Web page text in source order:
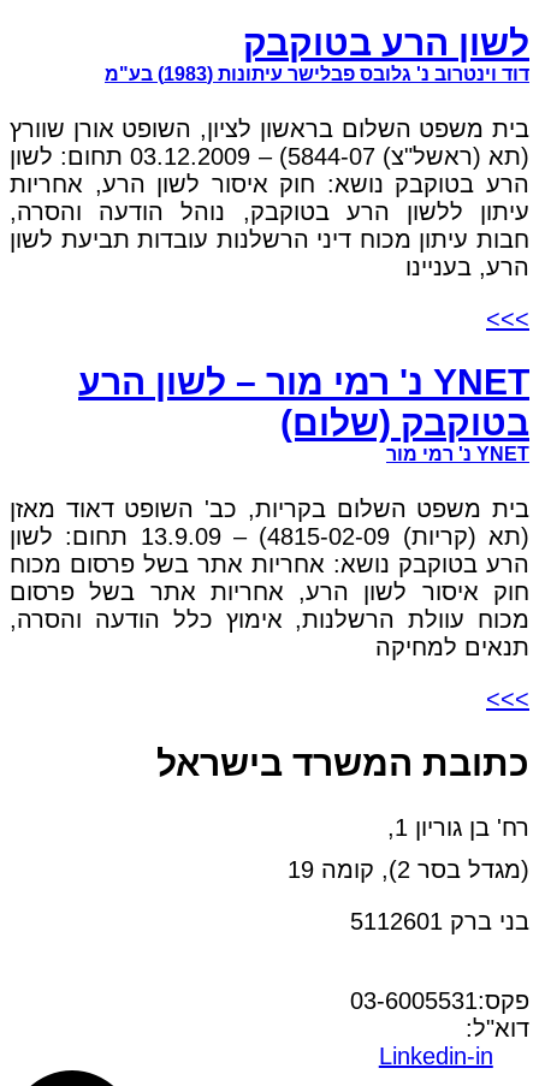
לשון הרע בטוקבק
דוד וינטרוב נ' גלובס פבלישר עיתונות (1983) בע"מ
בית משפט השלום בראשון לציון, השופט אורן שוורץ
(תא (ראשל"צ) 5844-07) – 03.12.2009 תחום: לשון
הרע בטוקבק נושא: חוק איסור לשון הרע, אחריות
עיתון ללשון הרע בטוקבק, נוהל הודעה והסרה,
חבות עיתון מכוח דיני הרשלנות עובדות תביעת לשון
הרע, בעניינו
>>>
YNET נ' רמי מור – לשון הרע
בטוקבק (שלום)
YNET נ' רמי מור
בית משפט השלום בקריות, כב' השופט דאוד מאזן
(תא (קריות) 4815-02-09) – 13.9.09 תחום: לשון
הרע בטוקבק נושא: אחריות אתר בשל פרסום מכוח
חוק איסור לשון הרע, אחריות אתר בשל פרסום
מכוח עוולת הרשלנות, אימוץ כלל הודעה והסרה,
תנאים למחיקה
>>>
כתובת המשרד בישראל
רח' בן גוריון 1,
(מגדל בסר 2), קומה 19
בני ברק 5112601
פקס:03-6005531
דוא"ל:
Linkedin-in